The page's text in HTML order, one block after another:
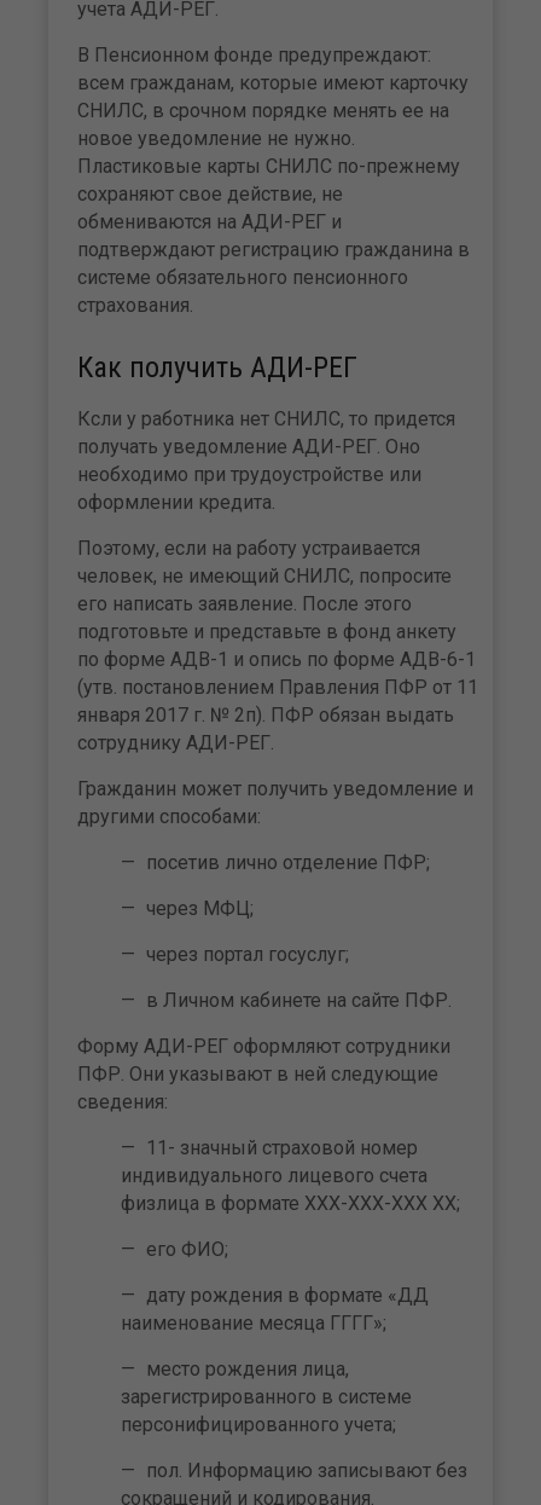
учета АДИ-РЕГ.
В Пенсионном фонде предупреждают:
всем гражданам, которые имеют карточку
СНИЛС, в срочном порядке менять ее на
новое уведомление не нужно.
Пластиковые карты СНИЛС по-прежнему
сохраняют свое действие, не
обмениваются на АДИ-РЕГ и
подтверждают регистрацию гражданина в
системе обязательного пенсионного
страхования.
Как получить АДИ-РЕГ
Ксли у работника нет СНИЛС, то придется
получать уведомление АДИ-РЕГ. Оно
необходимо при трудоустройстве или
оформлении кредита.
Поэтому, если на работу устраивается
человек, не имеющий СНИЛС, попросите
его написать заявление. После этого
подготовьте и представьте в фонд анкету
по форме АДВ-1 и опись по форме АДВ-6-1
(утв. постановлением Правления ПФР от 11
января 2017 г. № 2п). ПФР обязан выдать
сотруднику АДИ-РЕГ.
Гражданин может получить уведомление и
другими способами:
посетив лично отделение ПФР;
через МФЦ;
через портал госуслуг;
в Личном кабинете на сайте ПФР.
Форму АДИ-РЕГ оформляют сотрудники
ПФР. Они указывают в ней следующие
сведения:
11- значный страховой номер
индивидуального лицевого счета
физлица в формате ХХХ-ХХХ-ХХХ ХХ;
его ФИО;
дату рождения в формате «ДД
наименование месяца ГГГГ»;
место рождения лица,
зарегистрированного в системе
персонифицированного учета;
пол. Информацию записывают без
сокращений и кодирования.